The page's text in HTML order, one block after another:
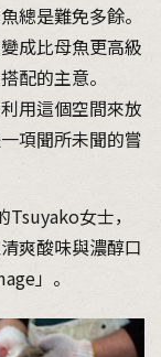
總是難免多餘。
成比母魚更高級
配的主意。
用這個空間來放
項聞所未聞的嘗
女士，
爽酸味與濃醇口
」。